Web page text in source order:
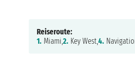
Reiseroute:
1. Miami,2. Key West,4.